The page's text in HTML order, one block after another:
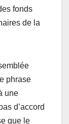
fonds
de la
phrase
une
d’accord
que le